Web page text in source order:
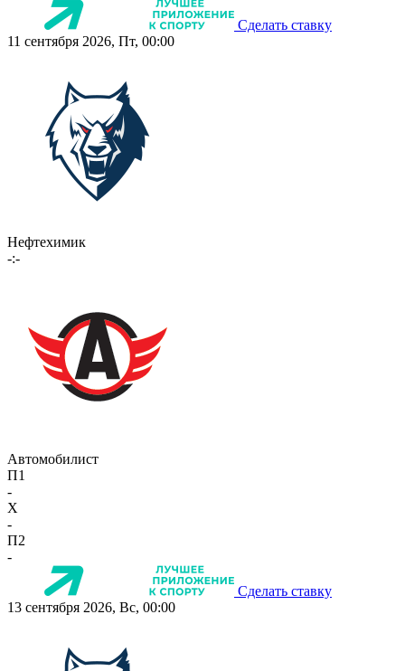
Сделать ставку
11 сентября 2026, Пт, 00:00
Нефтехимик
-:-
Автомобилист
П1
-
X
-
П2
-
Сделать ставку
13 сентября 2026, Вс, 00:00